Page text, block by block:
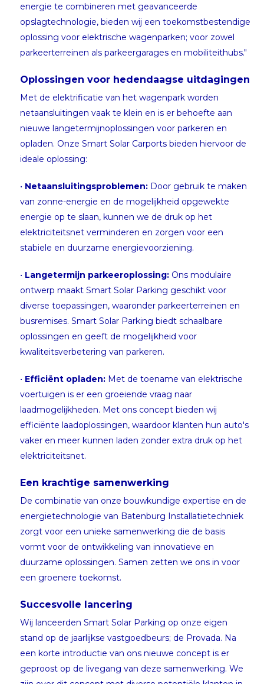
energie te combineren met geavanceerde
opslagtechnologie, bieden wij een toekomstbestendige
oplossing voor elektrische wagenparken; voor zowel
parkeerterreinen als parkeergarages en mobiliteithubs."
Oplossingen voor hedendaagse uitdagingen
Met de elektrificatie van het wagenpark worden
netaansluitingen vaak te klein en is er behoefte aan
nieuwe langetermijnoplossingen voor parkeren en
opladen. Onze Smart Solar Carports bieden hiervoor de
ideale oplossing:
• Netaansluitingsproblemen: Door gebruik te maken
van zonne-energie en de mogelijkheid opgewekte
energie op te slaan, kunnen we de druk op het
elektriciteitsnet verminderen en zorgen voor een
stabiele en duurzame energievoorziening.
• Langetermijn parkeeroplossing: Ons modulaire
ontwerp maakt Smart Solar Parking geschikt voor
diverse toepassingen, waaronder parkeerterreinen en
busremises. Smart Solar Parking biedt schaalbare
oplossingen en geeft de mogelijkheid voor
kwaliteitsverbetering van parkeren.
• Efficiënt opladen: Met de toename van elektrische
voertuigen is er een groeiende vraag naar
laadmogelijkheden. Met ons concept bieden wij
efficiënte laadoplossingen, waardoor klanten hun auto's
vaker en meer kunnen laden zonder extra druk op het
elektriciteitsnet.
Een krachtige samenwerking
De combinatie van onze bouwkundige expertise en de
energietechnologie van Batenburg Installatietechniek
zorgt voor een unieke samenwerking die de basis
vormt voor de ontwikkeling van innovatieve en
duurzame oplossingen. Samen zetten we ons in voor
een groenere toekomst.
Succesvolle lancering
Wij lanceerden Smart Solar Parking op onze eigen
stand op de jaarlijkse vastgoedbeurs; de Provada. Na
een korte introductie van ons nieuwe concept is er
geproost op de livegang van deze samenwerking. We